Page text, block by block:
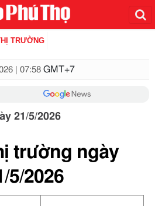
TRƯỜNG
| 07:58 GMT+7
21/5/2026
trường ngày
5/2026